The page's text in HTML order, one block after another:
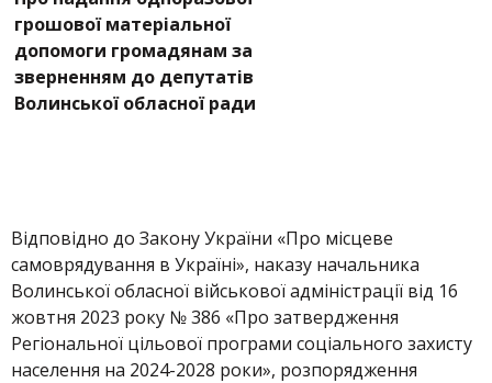
грошової матеріальної
допомоги громадянам за
зверненням до депутатів
Волинської обласної ради
Відповідно до Закону України «Про місцеве
самоврядування в Україні», наказу начальника
Волинської обласної військової адміністрації від 16
жовтня 2023 року № 386 «Про затвердження
Регіональної цільової програми соціального захисту
населення на 2024-2028 роки», розпорядження